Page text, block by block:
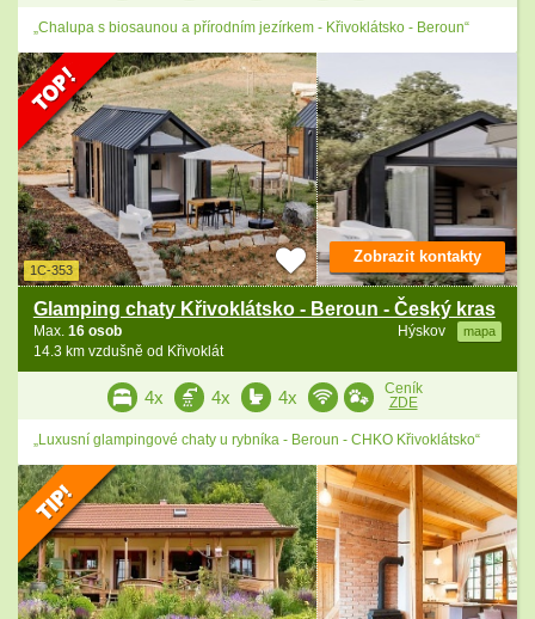
„Chalupa s biosaunou a přírodním jezírkem - Křivoklátsko - Beroun“
1C-353
Glamping chaty Křivoklátsko - Beroun - Český kras
Hýskov mapa
Max. 16 osob
14.3 km vzdušně od Křivoklát
Zobrazit kontakty
4x 4x 4x
Ceník
ZDE
„Luxusní glampingové chaty u rybníka - Beroun - CHKO Křivoklátsko“